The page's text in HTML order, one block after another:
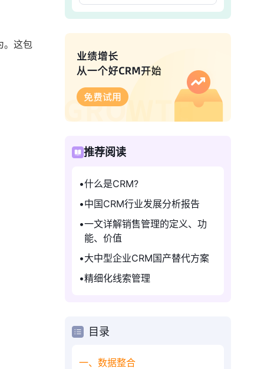
。这包
推荐阅读
什么是CRM?
中国CRM行业发展分析报告
一文详解销售管理的定义、功
能、价值
大中型企业CRM国产替代方案
精细化线索管理
目录
一、数据整合